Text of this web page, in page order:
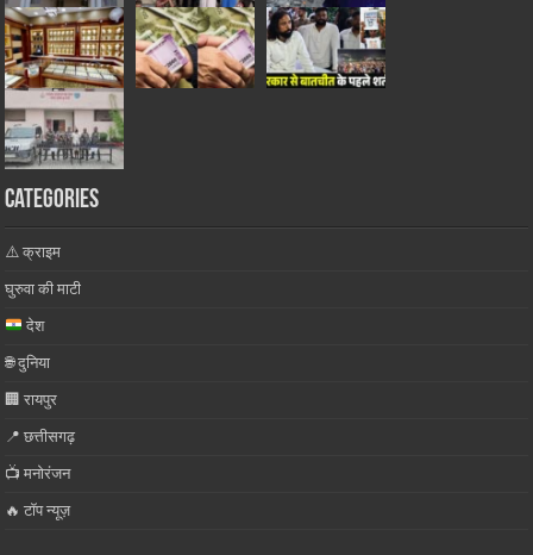
Categories
⚠️ क्राइम
घुरुवा की माटी
देश
🌐 दुनिया
🏢 रायपुर
📍 छत्तीसगढ़
📺 मनोरंजन
🔥 टॉप न्यूज़